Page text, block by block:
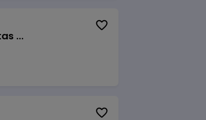
Veiklos užtikrinimo ir atitikties vyr. ekspertas (-ė) (Vilnius, LT)